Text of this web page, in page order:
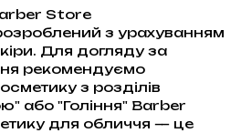
Store
з урахуванням
Для догляду за
рекомендуємо
з розділів
або "Гоління" Barber
для обличчя — це